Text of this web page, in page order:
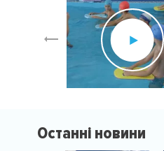
Останні новини